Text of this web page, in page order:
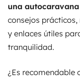
una
consejos
y enlaces útiles
tranquilidad.
¿Es recomendable